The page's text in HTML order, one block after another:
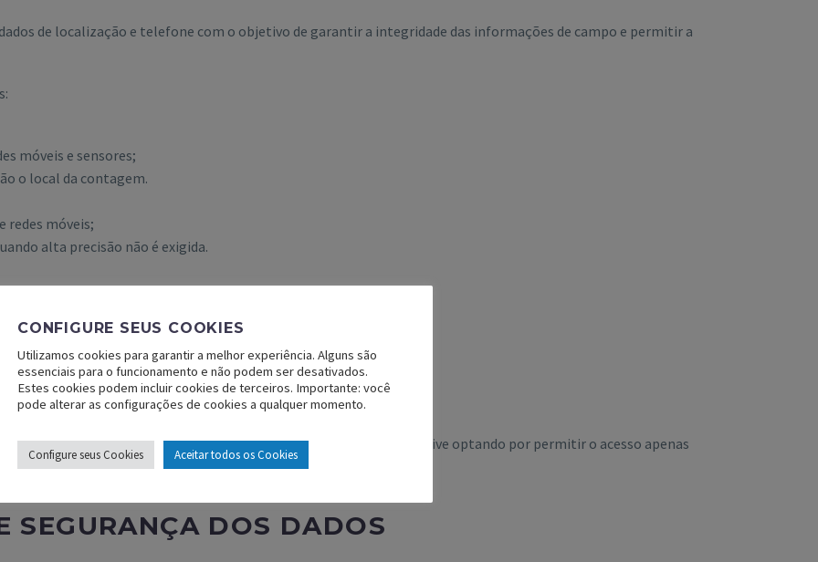
de localização e telefone com o objetivo de garantir a integridade das informações de campo e permitir a
móveis e sensores;
o local da contagem.
redes móveis;
alta precisão não é exigida.
com o app em segundo plano;
as contagens;
conforme exigido no Android 10 ou superior.
(como operadora, número e status de chamadas);
sessões e validar a identidade do operador.
ao usuário, que poderá concedê-las de forma controlada, inclusive optando por permitir o acesso apenas
SEGURANÇA DOS DADOS
CONFIGURE SEUS COOKIES
Utilizamos cookies para garantir a melhor experiência. Alguns são
essenciais para o funcionamento e não podem ser desativados.
Estes cookies podem incluir cookies de terceiros. Importante: você
pode alterar as configurações de cookies a qualquer momento.
Configure seus Cookies Aceitar todos os Cookies